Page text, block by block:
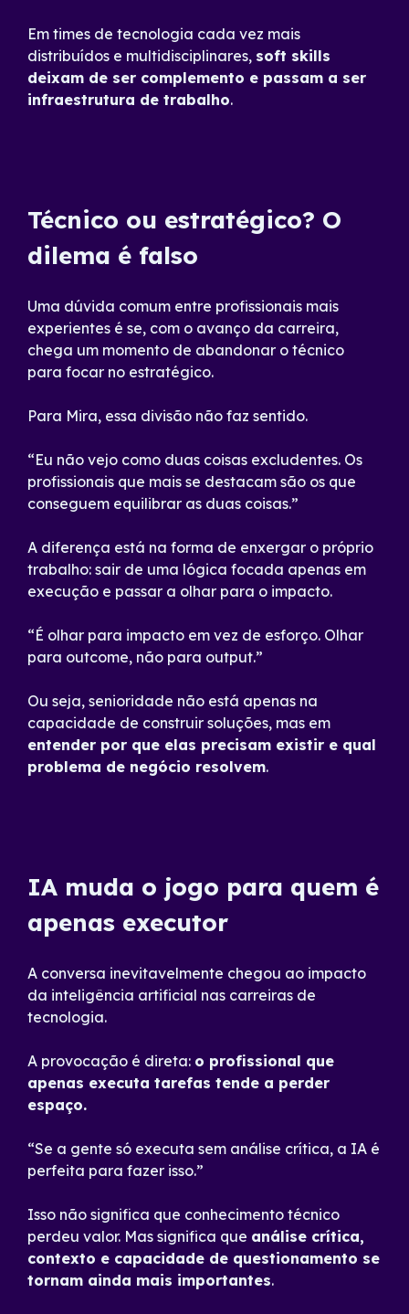
Em times de tecnologia cada vez mais
distribuídos e multidisciplinares, soft skills
deixam de ser complemento e passam a ser
infraestrutura de trabalho.
Técnico ou estratégico? O
dilema é falso
Uma dúvida comum entre profissionais mais
experientes é se, com o avanço da carreira,
chega um momento de abandonar o técnico
para focar no estratégico.
Para Mira, essa divisão não faz sentido.
“Eu não vejo como duas coisas excludentes. Os
profissionais que mais se destacam são os que
conseguem equilibrar as duas coisas.”
A diferença está na forma de enxergar o próprio
trabalho: sair de uma lógica focada apenas em
execução e passar a olhar para o impacto.
“É olhar para impacto em vez de esforço. Olhar
para outcome, não para output.”
Ou seja, senioridade não está apenas na
capacidade de construir soluções, mas em
entender por que elas precisam existir e qual
problema de negócio resolvem.
IA muda o jogo para quem é
apenas executor
A conversa inevitavelmente chegou ao impacto
da inteligência artificial nas carreiras de
tecnologia.
A provocação é direta: o profissional que
apenas executa tarefas tende a perder
espaço.
“Se a gente só executa sem análise crítica, a IA é
perfeita para fazer isso.”
Isso não significa que conhecimento técnico
perdeu valor. Mas significa que análise crítica,
contexto e capacidade de questionamento se
tornam ainda mais importantes.